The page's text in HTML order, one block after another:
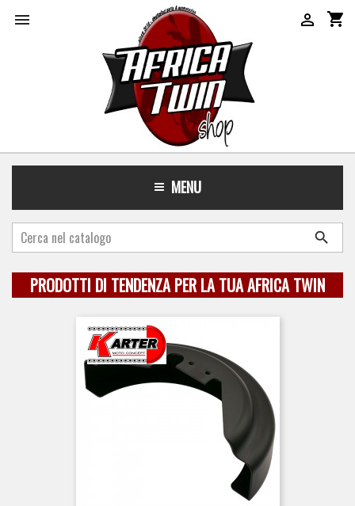
 shopping_cart

MENU

PRODOTTI DI TENDENZA PER LA TUA AFRICA TWIN